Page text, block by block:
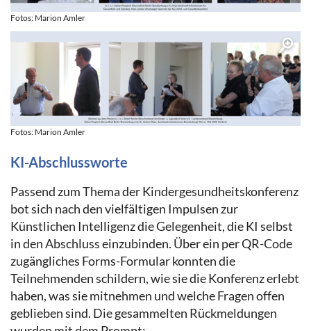
Fotos: Marion Amler
Fotos: Marion Amler
KI-Abschlussworte
Passend zum Thema der Kindergesundheitskonferenz
bot sich nach den vielfältigen Impulsen zur
Künstlichen Intelligenz die Gelegenheit, die KI selbst
in den Abschluss einzubinden. Über ein per QR-Code
zugängliches Forms-Formular konnten die
Teilnehmenden schildern, wie sie die Konferenz erlebt
haben, was sie mitnehmen und welche Fragen offen
geblieben sind. Die gesammelten Rückmeldungen